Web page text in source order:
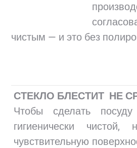
чистым — и это без
СТЕКЛО БЛЕСТИТ НЕ
Чтобы сделать
гигиенически
чувствительную